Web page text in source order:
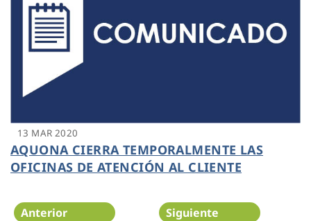
13 MAR 2020
AQUONA CIERRA TEMPORALMENTE LAS
OFICINAS DE ATENCIÓN AL CLIENTE
Anterior Siguiente